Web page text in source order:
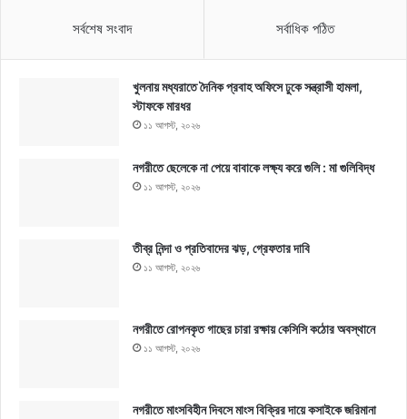
সর্বশেষ সংবাদ সর্বাধিক পঠিত
খুলনায় মধ্যরাতে দৈনিক প্রবাহ অফিসে ঢুকে সন্ত্রাসী হামলা,
স্টাফকে মারধর
১১ আগস্ট, ২০২৬
নগরীতে ছেলেকে না পেয়ে বাবাকে লক্ষ্য করে গুলি : মা গুলিবিদ্ধ
১১ আগস্ট, ২০২৬
তীব্র নিন্দা ও প্রতিবাদের ঝড়, গ্রেফতার দাবি
১১ আগস্ট, ২০২৬
নগরীতে রোপনকৃত গাছের চারা রক্ষায় কেসিসি কঠোর অবস্থানে
১১ আগস্ট, ২০২৬
নগরীতে মাংসবিহীন দিবসে মাংস বিক্রির দায়ে কসাইকে জরিমানা